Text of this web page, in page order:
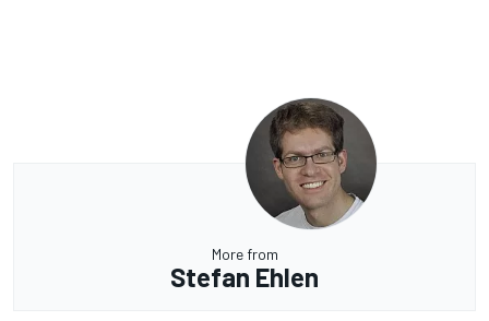
More from
Stefan Ehlen